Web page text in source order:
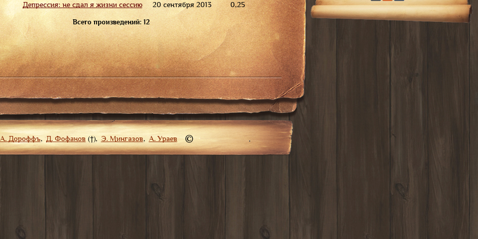
Депрессия: не сдал я жизни сессию 20 сентября 2013 0,25
Всего произведений: 12
А. Дороффъ, Д. Фофанов (†), Э. Мингазов, А. Ураев ©